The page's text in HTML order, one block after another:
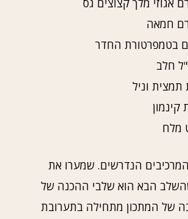
קינמון
הנדרשים. שמערו את
שהשלב הבא הוא שלבי ההכנה של
של המתכון מתחילה בתערובת